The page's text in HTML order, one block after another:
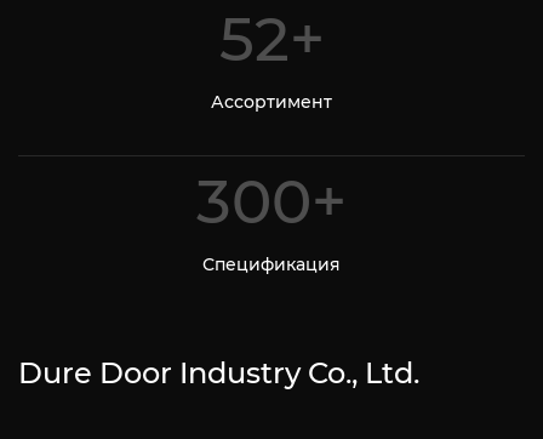
58+
Ассортимент
300+
Спецификация
Dure Door Industry Co., Ltd.